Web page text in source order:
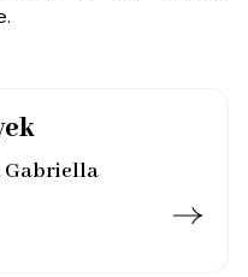
Gabriella